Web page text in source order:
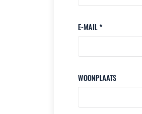
E-MAIL *
WOONPLAATS